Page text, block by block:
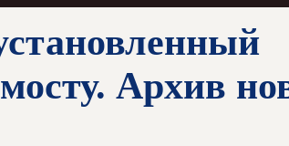
Архив